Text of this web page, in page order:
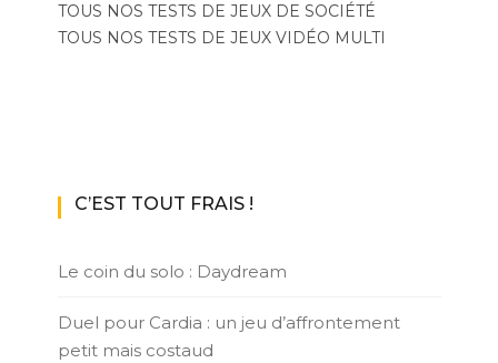
TOUS NOS TESTS DE JEUX DE SOCIÉTÉ
TOUS NOS TESTS DE JEUX VIDÉO MULTI
C’EST TOUT FRAIS !
Le coin du solo : Daydream
Duel pour Cardia : un jeu d’affrontement
petit mais costaud